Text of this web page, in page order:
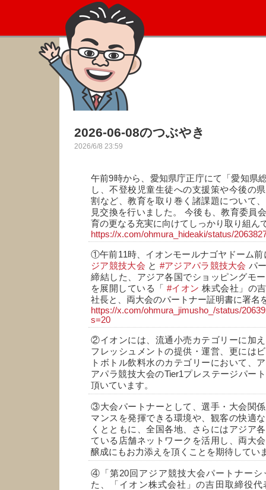
2026-06-08のつぶやき
2026/6/8 23:59
午前9時から、愛知県庁正庁にて「愛知県
し、不登校児童生徒への支援策や今後の
割など、教育を取り巻く諸課題について
見交換を行いました。 今後も、教育委員
育の更なる充実に向けてしっかり取り組ん
https://x.com/ohmura_hideaki/status/
①午前11時、イオンモールナゴヤドーム
ジア競技大会 と #アジアパラ競技大会 パ
締結した、アジア各国でショッピングモ
を展開している「#イオン 株式会社」の
社長と、両大会のパートナー証明書に署名
https://x.com/ohmura_jimusho_/status/
s=20
②イオンには、流通小売カテゴリーに加
フレッシュメントの提供・運営、更には
トボトル飲料水のカテゴリーにおいて、
アパラ競技大会のTier1プレステージパー
頂いています。
③大会パートナーとして、選手・大会関
マンスを発揮できる環境や、観客の快適
くとともに、全国各地、さらにはアジア
ている店舗ネットワークを活用し、両大
醸成にもお力添えを頂くことを期待してい
④「第20回アジア競技大会パートナーシ
た、「イオン株式会社」の吉田取締役